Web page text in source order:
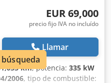
EUR 69,000
precio fijo IVA no incluído
Llamar
km, potencia: 335 kW
2006, tipo de combustible: